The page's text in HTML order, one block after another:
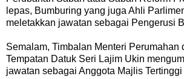
lepas, Bumburing yang juga Ahli
meletakkan jawatan sebagai Pengerusi
Semalam, Timbalan Menteri Perumahan
Tempatan Datuk Seri Lajim Ukin
jawatan sebagai Anggota Majlis